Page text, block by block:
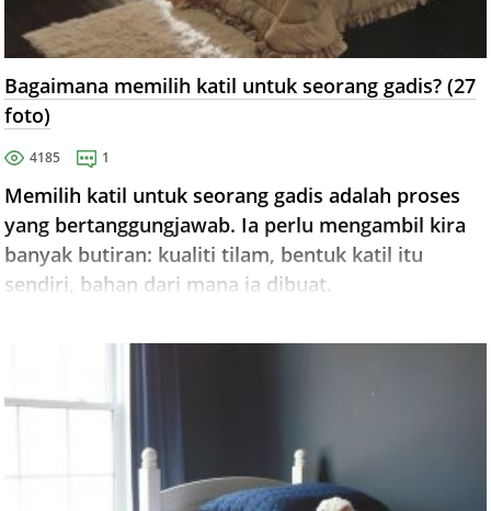
Bagaimana memilih katil untuk seorang gadis? (27
foto)
4185 1
Memilih katil untuk seorang gadis adalah proses
yang bertanggungjawab. Ia perlu mengambil kira
banyak butiran: kualiti tilam, bentuk katil itu
sendiri, bahan dari mana ia dibuat.